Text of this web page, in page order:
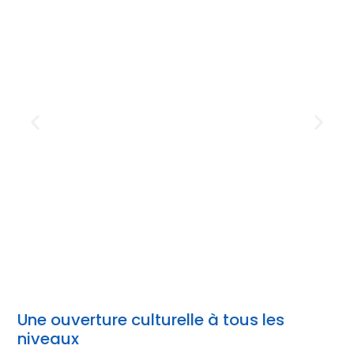
Une ouverture culturelle à tous les
niveaux